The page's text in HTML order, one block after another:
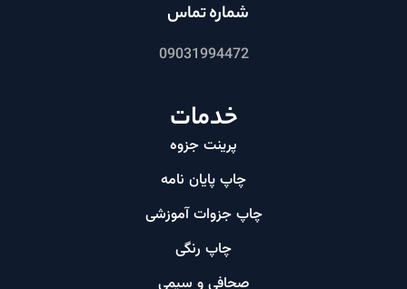
شماره تماس
09031994472
خدمات
پرینت جزوه
چاپ پایان نامه
چاپ جزوات آموزشی
چاپ رنگی
صحافی و سیمی